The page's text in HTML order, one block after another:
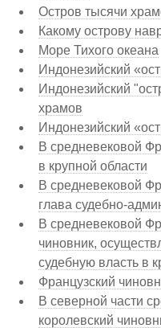
Остров тысячи
Какому острову
Море Тихого океана
Индонезийский
Индонезийский
храмов
Индонезийский
В средневековой
в крупной области
В средневековой
глава судебно-
В средневековой
чиновник,
судебную власть в
Французский
В северной части
королевский